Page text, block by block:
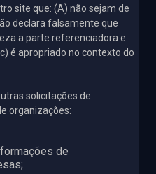
site que: (A) não sejam de
declara falsamente que
a parte referenciadora e
é apropriado no contexto do
solicitações de
organizações:
de